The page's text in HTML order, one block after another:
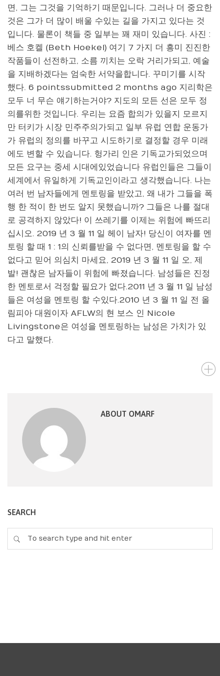
면, 그는 그것을 기억하기 때문입니다. 그러나 더 중요한
것은 그가 더 많이 배울 수있는 길을 가지고 있다는 것
입니다. 물론이 책들 중 일부는 꽤 재미 있습니다. 사진 :
베스 호켈 (Beth Hoekel) 여기 7 가지 더 흥미 진진한
작품들이 선전하고, 소름 끼치는 오락 거리가되고, 예술
을 지배하겠다는 엄숙한 서약을합니다. 꾸미기를 시작
했다. 6 pointssubmitted 2 months ago 지리학은
모두 너 무슨 얘기하는거야? 지도의 모든 선은 모두 정
의를위한 것입니다. 우리는 요즘 합의가 있을지 모르지
만 터키가 시장 민주주의가되고 일부 유럽 연합 운동가
가 유럽의 정의를 바꾸고 시도하기로 결정할 경우 미래
에도 변할 수 있습니다. 헝가리 인은 기독교가되었으며
모든 요구는 중세 시대에있었습니다 유럽인들은 그들이
세계에서 유일하게 기독교인이라고 생각했습니다. 나는
여러 번 남자들에게 멘토링을 받았고, 왜 내가 그들을 폭
행 한 적이 한 번도 알지 못했습니까? 그들은 나를 절대
로 공격하지 않았다! 이 쓰레기를 이제는 위험에 빠뜨리
십시오. 2019 년 3 월 11 일 헤이 남자! 당신이 여자를 멘
토링 할 때 1 : 1의 신뢰를받을 수 없다면, 멘토링을 할 수
없다고 믿어 의심치 마세요, 2019 년 3 월 11 일 오, 제
발! 괜찮은 남자들이 위험에 빠졌습니다. 남성들은 진정
한 멘토로서 걱정할 필요가 없다.2011 년 3 월 11 일 남성
들은 여성을 멘토링 할 수있다.2010 년 3 월 11 일 전 올
림피아 대원이자 AFLW의 현 보스 인 Nicole
Livingstone은 여성을 멘토링하는 남성은 가치가 있
다고 말했다.
ABOUT OMARF
SEARCH